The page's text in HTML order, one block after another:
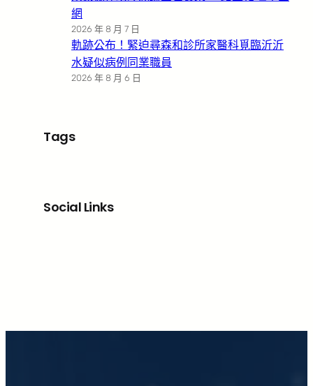
網
2026 年 8 月 7 日
軌跡公布！緊迫尋森和診所家醫科覓臨沂沂
水疑似病例同業職員
2026 年 8 月 6 日
Tags
Social Links